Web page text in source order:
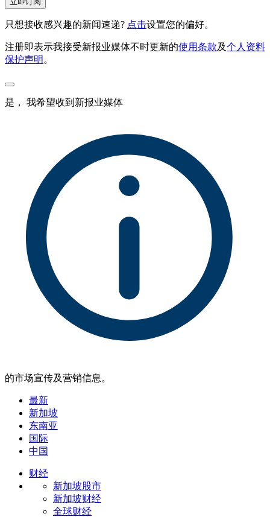
只想接收感兴趣的新闻速递? 点击设置您的偏好。
注册即表示我接受新报业媒体不时更新的使用条款及个人资料
保护声明 。
是， 我希望收到新报业媒体
的市场宣传及营销信息。
最新
新加坡
东南亚
国际
中国
财经
新加坡股市
新加坡财经
全球财经